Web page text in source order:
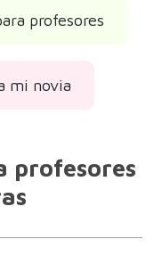
profesores
mi novia
profesores